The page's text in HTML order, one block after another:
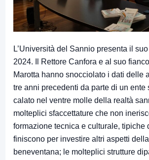
L’Università del Sannio presenta il
2024. Il Rettore Canfora e al suo
Marotta hanno snocciolato i dati delle
tre anni precedenti da parte di un ente
calato nel ventre molle della realtà
molteplici sfaccettature che non
formazione tecnica e culturale, tipiche
finiscono per investire altri aspetti
beneventana; le molteplici strutture